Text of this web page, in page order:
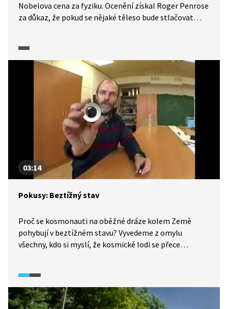
Nobelova cena za fyziku. Ocenění získal Roger Penrose
za důkaz, že pokud se nějaké těleso bude stlačovat
objev černé díry ve středu naší galaxie. Co je to černá
díra? Je to místo ve vesmíru, kde je gravitace tak silná,
že jí nic neunikne, ani světlo. Klíčové hranici se říká
horizont událostí a co jí překročí, se nedostane zpátky.
Singularita je místo, kde jsou gravitační síly nekonečně
03:14
Pokusy: Beztížný stav
Proč se kosmonauti na oběžné dráze kolem Země
pohybují v beztížném stavu? Vyvedeme z omylu
všechny, kdo si myslí, že kosmické lodi se přece
tady na Zemi. Třeba přímo v obývacím pokoji. Lepší je
samozřejmě vyzkoušet si beztížný stav ve speciálním
letadle. Uvidíte záběry z jeho letu. A nakonec